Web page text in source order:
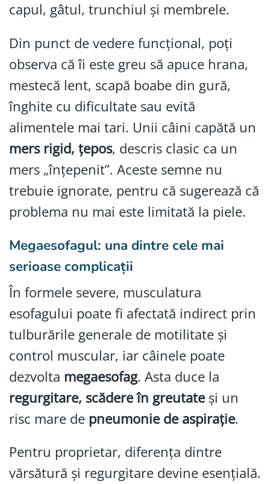
capul, gâtul, trunchiul și membrele.
Din punct de vedere funcțional, poți
observa că îi este greu să apuce hrana,
mestecă lent, scapă boabe din gură,
înghite cu dificultate sau evită
alimentele mai tari. Unii câini capătă un
mers rigid, țepos, descris clasic ca un
mers „înțepenit”. Aceste semne nu
trebuie ignorate, pentru că sugerează că
problema nu mai este limitată la piele.
Megaesofagul: una dintre cele mai
serioase complicații
În formele severe, musculatura
esofagului poate fi afectată indirect prin
tulburările generale de motilitate și
control muscular, iar câinele poate
dezvolta megaesofag. Asta duce la
regurgitare, scădere în greutateși un
risc mare de pneumonie de aspirație.
Pentru proprietar, diferența dintre
vărsătură și regurgitare devine esențială.